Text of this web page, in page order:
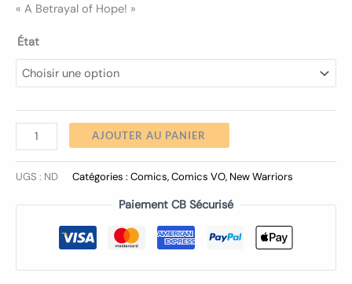
« A Betrayal of Hope! »
État
AJOUTER AU PANIER
UGS : ND Catégories : Comics,Comics VO, New Warriors
Paiement CB Sécurisé